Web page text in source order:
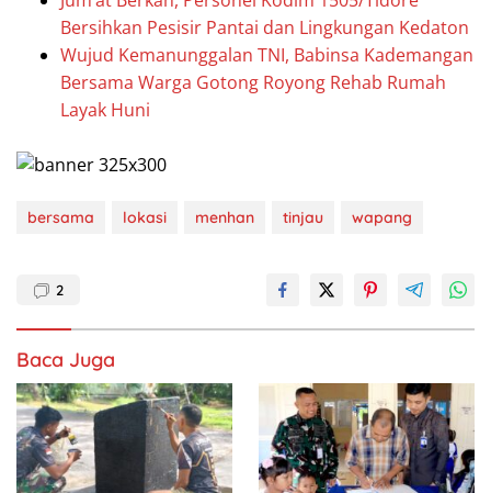
Bersihkan Pesisir Pantai dan Lingkungan Kedaton
Wujud Kemanunggalan TNI, Babinsa Kademangan
Bersama Warga Gotong Royong Rehab Rumah
Layak Huni
bersama lokasi menhan tinjau wapang
2
Baca Juga